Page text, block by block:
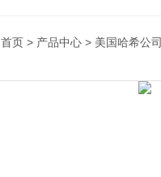
首页 > 产品中心 > 美国哈希公司